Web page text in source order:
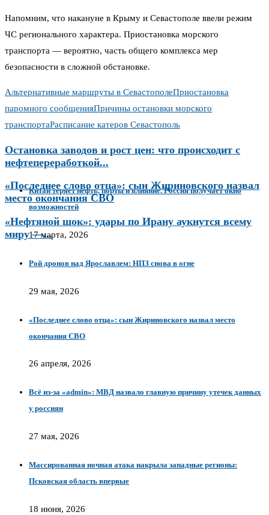
Напомним, что накануне в Крыму и Севастополе ввели режим
ЧС регионального характера. Приостановка морского
транспорта — вероятно, часть общего комплекса мер
безопасности в сложной обстановке.
Альтернативные маршруты в СевастополеПриостановка
паромного сообщенияПричины остановки морского
транспортаРасписание катеров Севастополь
Остановка заводов и рост цен: что происходит с
нефтепереработкой...
«Последнее слово отца»: сын Жириновского назвал
место окончания СВО
«Нефтяной шок»: удары по Ирану аукнутся всему
миру —...
Китай теряет нефть, порты и влияние. Россия получает окно
возможностей
17 марта, 2026
Рой дронов над Ярославлем: НПЗ снова в огне
29 мая, 2026
«Последнее слово отца»: сын Жириновского назвал место
окончания СВО
26 апреля, 2026
Всё из-за «admin»: МВД назвало главную причину утечек данных
у россиян
27 мая, 2026
Массированная ночная атака накрыла западные регионы:
Псковская область впервые
18 июня, 2026